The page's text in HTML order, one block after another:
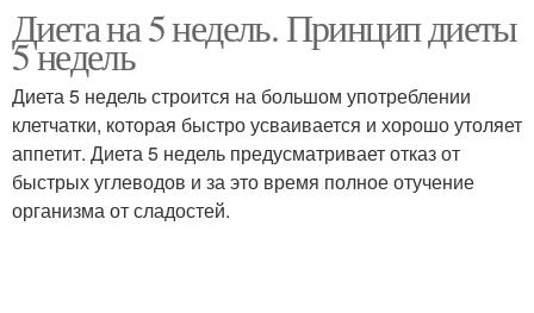
Диета на 5 недель. Принцип диеты
5 недель
Диета 5 недель строится на большом употреблении
клетчатки, которая быстро усваивается и хорошо утоляет
аппетит. Диета 5 недель предусматривает отказ от
быстрых углеводов и за это время полное отучение
организма от сладостей.